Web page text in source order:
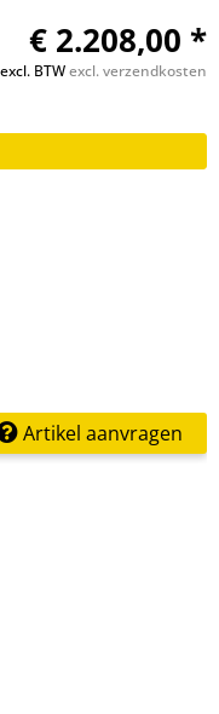
€ 2.208,00 *
BTWexcl. verzendkosten
Artikel aanvragen